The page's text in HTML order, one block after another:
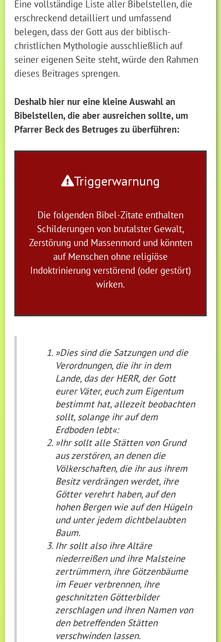
Eine vollständige Liste aller Bibelstellen, die
erschreckend detailliert und umfassend
belegen, dass der Gott aus der biblisch-
christlichen Mythologie ausschließlich auf
seiner eigenen Seite steht, würde den Rahmen
dieses Beitrages sprengen.
Deshalb hier nur eine kleine Auswahl an
Bibelstellen, die aber ausreichen sollte, um
Pfarrer Beck des Betruges zu überführen:
Triggerwarnung
Die folgenden Bibel-Zitate enthalten
Schilderungen von brutalster Gewalt,
Zerstörung und Massenmord und könnten
auf Menschen ohne religiöse
Indoktrinierung verstörend (oder gestört)
wirken.
»Dies sind die Satzungen und die
Verordnungen, die ihr in dem
Lande, das der HERR, der Gott
eurer Väter, euch zum Eigentum
bestimmt hat, allezeit beobachten
sollt, solange ihr auf dem
Erdboden lebt«:
»Ihr sollt alle Stätten von Grund
aus zerstören, an denen die
Völkerschaften, die ihr aus ihrem
Besitz verdrängen werdet, ihre
Götter verehrt haben, auf den
hohen Bergen wie auf den Hügeln
und unter jedem dichtbelaubten
Baum.
Ihr sollt also ihre Altäre
niederreißen und ihre Malsteine
zertrümmern, ihre Götzenbäume
im Feuer verbrennen, ihre
geschnitzten Götterbilder
zerschlagen und ihren Namen von
den betreffenden Stätten
verschwinden lassen.